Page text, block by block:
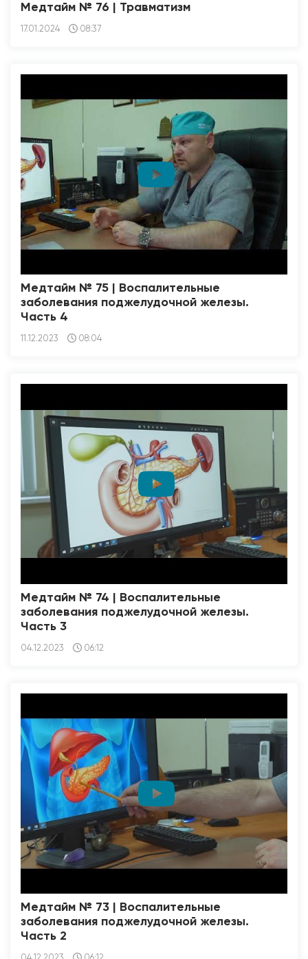
Медтайм № 76 | Травматизм
17.01.2024 08:37
Медтайм № 75 | Воспалительные
заболевания поджелудочной железы.
Часть 4
11.12.2023 08:04
Медтайм № 74 | Воспалительные
заболевания поджелудочной железы.
Часть 3
04.12.2023 06:12
Медтайм № 73 | Воспалительные
заболевания поджелудочной железы.
Часть 2